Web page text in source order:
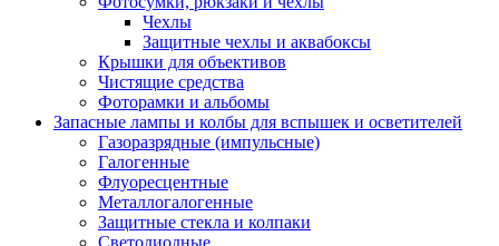
Чехлы
Защитные чехлы и аквабоксы
Крышки для объективов
Чистящие средства
Фоторамки и альбомы
Запасные лампы и колбы для вспышек и осветителей
Газоразрядные (импульсные)
Галогенные
Флуоресцентные
Металлогалогенные
Защитные стекла и колпаки
Светодиодные